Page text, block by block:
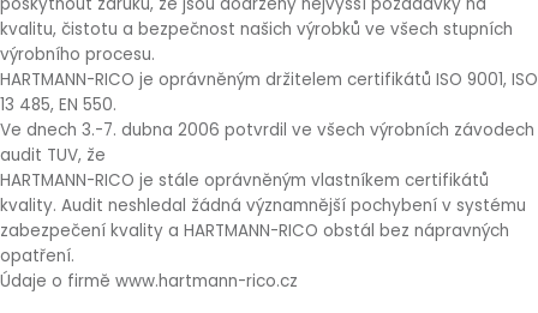
kvalitu, čistotu a bezpečnost našich výrobků ve všech stupních
výrobního procesu.
HARTMANN-RICO je oprávněným držitelem certifikátů ISO 9001, ISO
13 485, EN 550.
Ve dnech 3.-7. dubna 2006 potvrdil ve všech výrobních závodech
audit TUV, že
HARTMANN-RICO je stále oprávněným vlastníkem certifikátů
kvality. Audit neshledal žádná významnější pochybení v systému
zabezpečení kvality a HARTMANN-RICO obstál bez nápravných
opatření.
Údaje o firmě www.hartmann-rico.cz